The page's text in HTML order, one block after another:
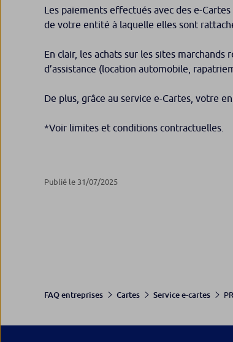
Les paiements effectués avec des e-
de votre entité à laquelle elles sont
En clair, les achats sur les sites
d’assistance (location automobile,
De plus, grâce au service e-Cartes, votre
*Voir limites et conditions contractuelles.
Publié le 31/07/2025
FAQ entreprises Cartes Service e-cartes